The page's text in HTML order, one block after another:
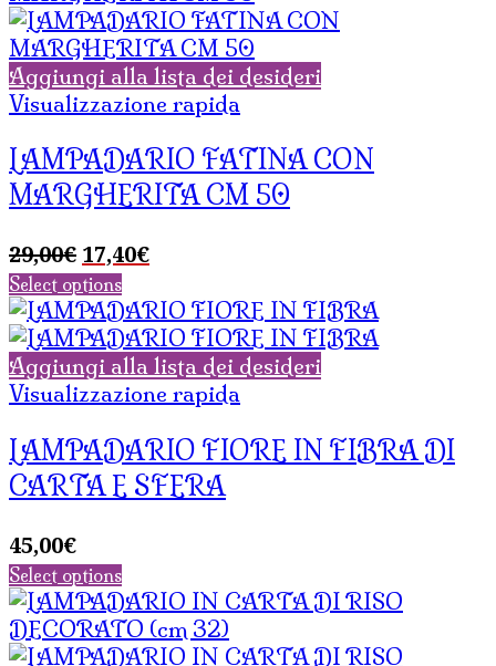
Aggiungi alla lista dei desideri
Visualizzazione rapida
LAMPADARIO FATINA CON
MARGHERITA CM 50
29,00€ Il
prezzo
originale
era:
29,00€.
17,40€Il
attuale
è:
17,40€.
Select options
Aggiungi alla lista dei desideri
Visualizzazione rapida
LAMPADARIO FIORE IN FIBRA DI
CARTA E SFERA
45,00€
Select options